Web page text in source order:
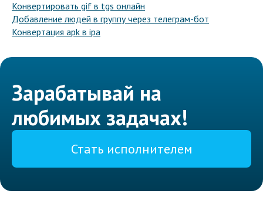
Конвертировать gif в tgs онлайн
Добавление людей в группу через телеграм-бот
Конвертация apk в ipa
Зарабатывай на
любимых задачах!
Стать исполнителем